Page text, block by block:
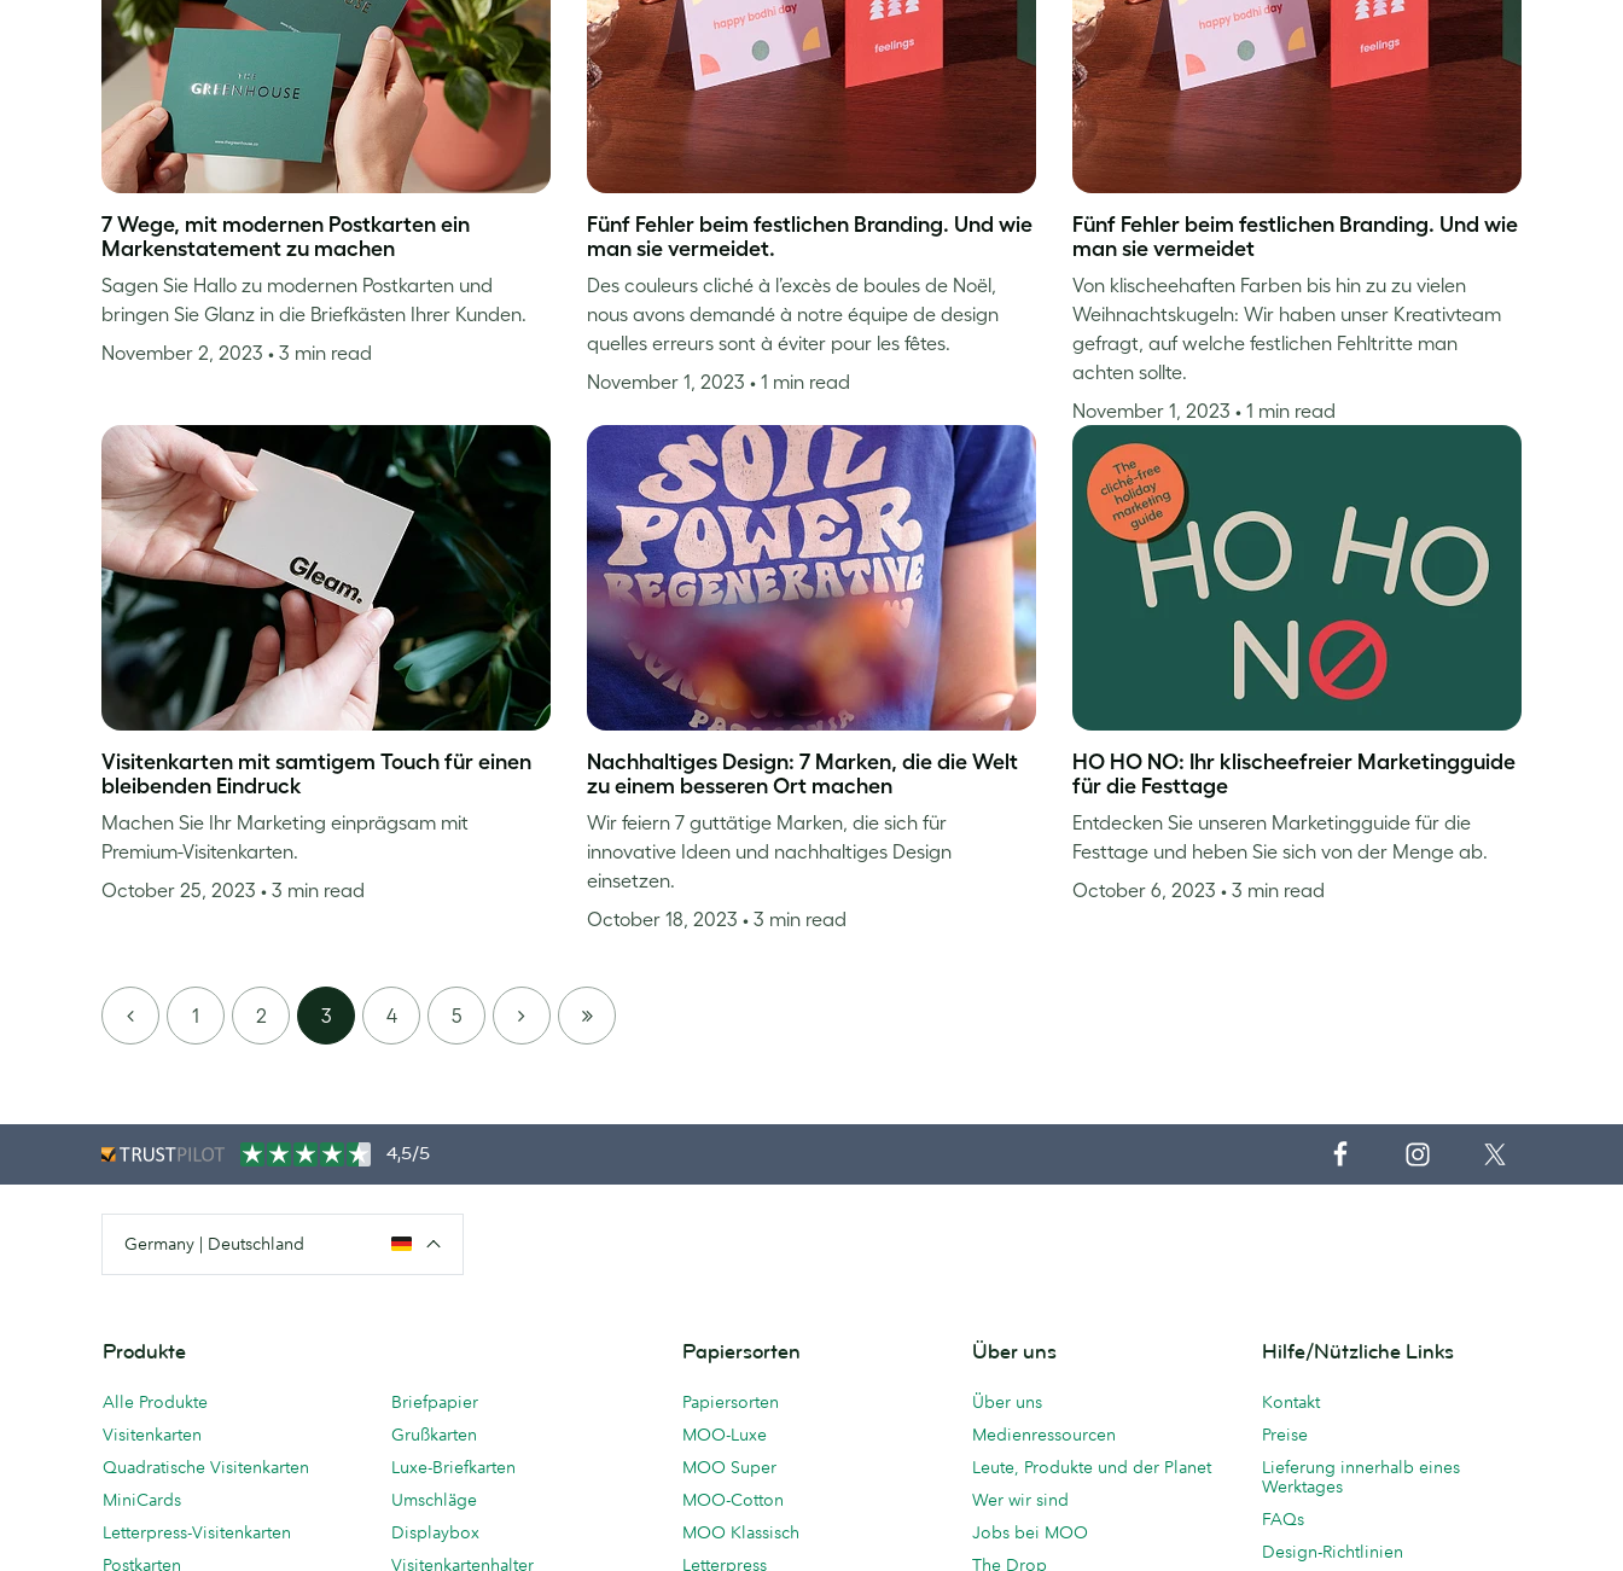
7 Wege, mit modernen Postkarten ein
Markenstatement zu machen
Sagen Sie Hallo zu modernen Postkarten und
bringen Sie Glanz in die Briefkästen Ihrer Kunden.
November 2, 2023 • 3 min read
Fünf Fehler beim festlichen Branding. Und wie
man sie vermeidet.
Des couleurs cliché à l’excès de boules de Noël,
nous avons demandé à notre équipe de design
quelles erreurs sont à éviter pour les fêtes.
November 1, 2023 • 1 min read
Fünf Fehler beim festlichen Branding. Und wie
man sie vermeidet
Von klischeehaften Farben bis hin zu zu vielen
Weihnachtskugeln: Wir haben unser Kreativteam
gefragt, auf welche festlichen Fehltritte man
achten sollte.
November 1, 2023 • 1 min read
Visitenkarten mit samtigem Touch für einen
bleibenden Eindruck
Machen Sie Ihr Marketing einprägsam mit
Premium-Visitenkarten.
October 25, 2023 • 3 min read
Nachhaltiges Design: 7 Marken, die die Welt
zu einem besseren Ort machen
Wir feiern 7 guttätige Marken, die sich für
innovative Ideen und nachhaltiges Design
einsetzen.
October 18, 2023 • 3 min read
HO HO NO: Ihr klischeefreier Marketingguide
für die Festtage
Entdecken Sie unseren Marketingguide für die
Festtage und heben Sie sich von der Menge ab.
October 6, 2023 • 3 min read
PREVIOUS
1 2 3 4 5 NEXT
LAST
PAGE
4,5/5
Germany | Deutschland
Produkte
Alle Produkte
Visitenkarten
Quadratische Visitenkarten
MiniCards
Letterpress-Visitenkarten
Postkarten
Briefpapier
Grußkarten
Luxe-Briefkarten
Umschläge
Displaybox
Visitenkartenhalter
Papiersorten
Papiersorten
MOO-Luxe
MOO Super
MOO-Cotton
MOO Klassisch
Letterpress
Über uns
Über uns
Medienressourcen
Leute, Produkte und der Planet
Wer wir sind
Jobs bei MOO
The Drop
Hilfe/Nützliche Links
Kontakt
Preise
Lieferung innerhalb eines
Werktages
FAQs
Design-Richtlinien